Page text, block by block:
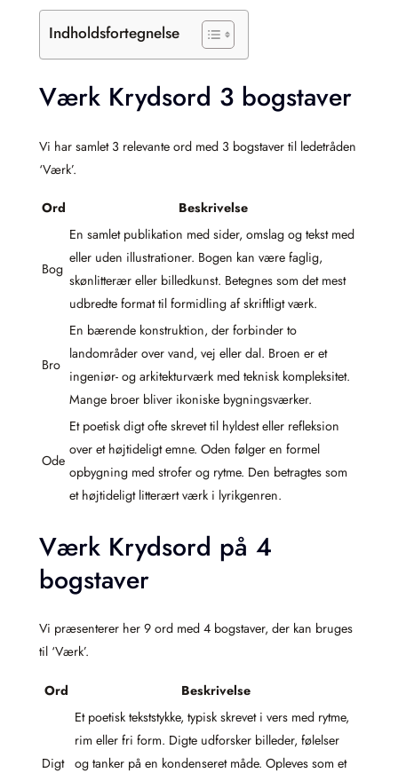
Indholdsfortegnelse
Værk Krydsord 3 bogstaver
Vi har samlet 3 relevante ord med 3 bogstaver til ledetråden
‘Værk’.
Ord Beskrivelse
Bog
En samlet publikation med sider, omslag og tekst med
eller uden illustrationer. Bogen kan være faglig,
skønlitterær eller billedkunst. Betegnes som det mest
udbredte format til formidling af skriftligt værk.
Bro
En bærende konstruktion, der forbinder to
landområder over vand, vej eller dal. Broen er et
ingeniør- og arkitekturværk med teknisk kompleksitet.
Mange broer bliver ikoniske bygningsværker.
Ode
Et poetisk digt ofte skrevet til hyldest eller refleksion
over et højtideligt emne. Oden følger en formel
opbygning med strofer og rytme. Den betragtes som
et højtideligt litterært værk i lyrikgenren.
Værk Krydsord på 4
bogstaver
Vi præsenterer her 9 ord med 4 bogstaver, der kan bruges
til ‘Værk’.
Ord Beskrivelse
Digt
Et poetisk tekststykke, typisk skrevet i vers med rytme,
rim eller fri form. Digte udforsker billeder, følelser
og tanker på en kondenseret måde. Opleves som et